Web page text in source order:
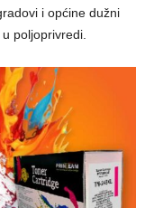
i općine dužni
poljoprivredi.